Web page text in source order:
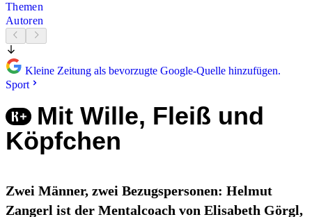
Themen
Autoren
Kleine Zeitung als bevorzugte Google-Quelle hinzufügen.
Sport
Mit Wille, Fleiß und
Köpfchen
Zwei Männer, zwei Bezugspersonen: Helmut
Zangerl ist der Mentalcoach von Elisabeth Görgl,